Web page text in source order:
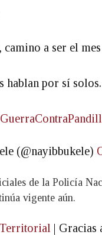
camino a ser el
hablan por sí solos.
(@nayibbukele)
de la Policía
vigente aún.
| Gracias